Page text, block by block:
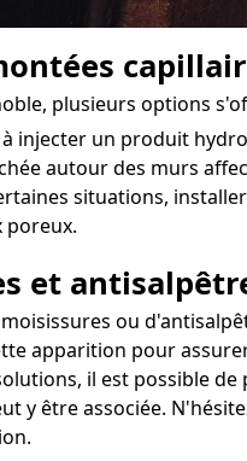
plusieurs options
injecter un produit
autour des murs
situations,
poreux.
et
ou
apparition pour
il est possible
y être associée.